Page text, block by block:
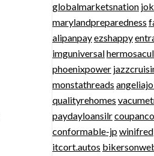
globalmarketsnation
marylandpreparedness
alipanpayezshappy
imguniversal
phoenixpower
monstathreads
qualityrehomes
paydayloansilr
conformable-jpwinifred
itcort.autos